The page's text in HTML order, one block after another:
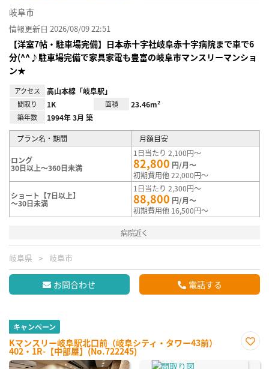
岐阜市
情報更新日 2026/08/09 22:51
【洋室7帖・駐車場完備】日本赤十字社岐阜赤十字病院まで車で6
分(^^♪駐車場完備で家具家電も豊富の岐阜市マンスリーマンショ
ン★
アクセス 高山本線「岐阜駅」
間取り 1K 面積 23.46m²
築年数 1994年 3月 築
プラン名・期間 月額目安
ロング
30日以上～360日未満
1日当たり 2,100円～
82,800 円/月～
初期費用他 22,000円～
ショート【7日以上】
～30日未満
1日当たり 2,300円～
88,800 円/月～
初期費用他 16,500円～
病院近く
岐阜県 岐阜市
お問合わせ 電話する
キャンペーン
Kマンスリー岐阜駅北口前（岐阜シティ・タワー43前）
402・1R-【中部屋】(No.722245)
に入